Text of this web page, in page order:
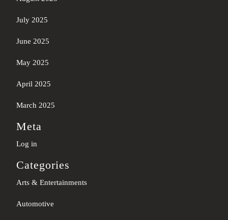
July 2025
June 2025
May 2025
April 2025
March 2025
Meta
Log in
Categories
Arts & Entertainments
Automotive